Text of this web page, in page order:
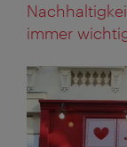
immer